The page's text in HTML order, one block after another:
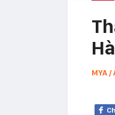
MYA /